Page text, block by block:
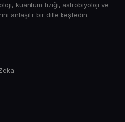
kuantum fiziği, astrobiyoloji ve
anlaşılır bir dille keşfedin.